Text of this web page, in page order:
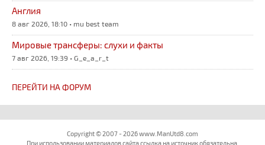
Англия
8 авг 2026, 18:10 • mu best team
Мировые трансферы: слухи и факты
7 авг 2026, 19:39 • G_e_a_r_t
ПЕРЕЙТИ НА ФОРУМ
Copyright © 2007 - 2026 www.ManUtd8.com
При использовании материалов сайта ссылка на источник обязательна.